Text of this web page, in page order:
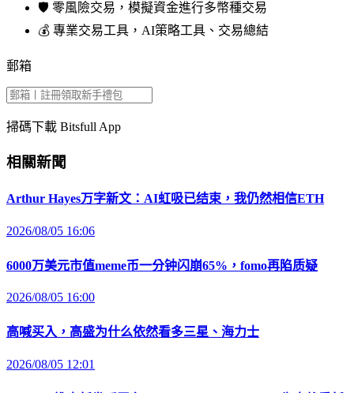
🛡️ 零風險交易，模擬資金進行多幣種交易
💰 專業交易工具，AI策略工具、交易總結
郵箱
掃碼下載 Bitsfull App
相關新聞
Arthur Hayes万字新文：AI虹吸已结束，我仍然相信ETH
2026/08/05 16:06
6000万美元市值meme币一分钟闪崩65%，fomo再陷质疑
2026/08/05 16:00
高喊买入，高盛为什么依然看多三星、海力士
2026/08/05 12:01